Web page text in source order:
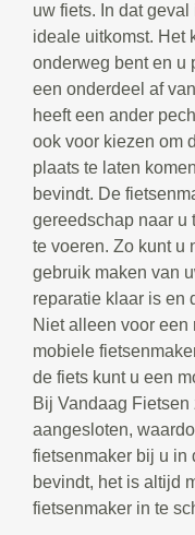
uw fiets. In dat
ideale uitkomst. Het
onderweg bent en u
een onderdeel af
heeft een ander
ook voor kiezen om
plaats te laten
bevindt. De
gereedschap naar u
te voeren. Zo kunt u
gebruik maken van
reparatie klaar is en
Niet alleen voor een
mobiele
de fiets kunt u een
Bij Vandaag
aangesloten,
fietsenmaker bij u in
bevindt, het is altijd
fietsenmaker in te